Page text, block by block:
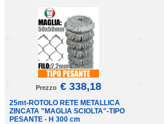
Prezzo € 338,18
25mt-ROTOLO RETE METALLICA
ZINCATA "MAGLIA SCIOLTA"-TIPO
PESANTE - H 300 cm